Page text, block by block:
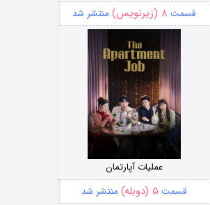
قسمت ۸ (زیرنویس) منتشر شد
عملیات آپارتمان
قسمت ۵ (دوبله) منتشر شد